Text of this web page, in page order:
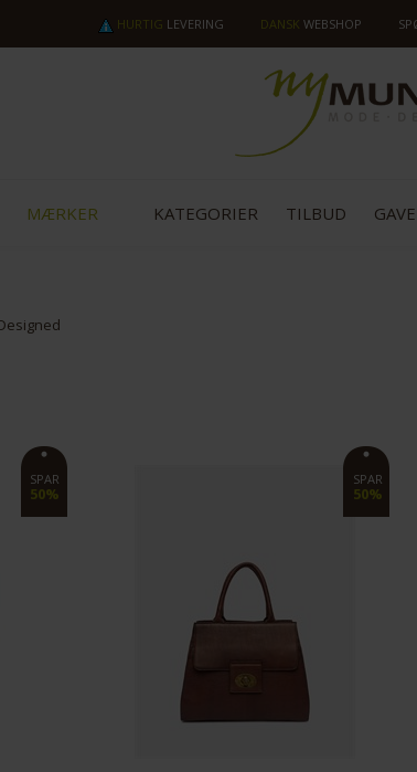
HURTIG LEVERING DANSK WEBSHOP
MÆRKER KATEGORIER TILBUD
SPAR
50%
SPAR
50%